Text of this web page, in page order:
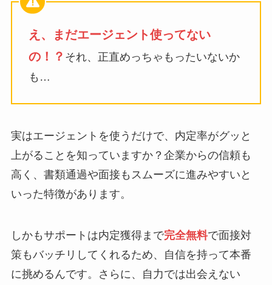
え、まだエージェント使ってない
の！？ それ、正直めっちゃもったいないか
も…
実はエージェントを使うだけで、内定率がグッと
上がることを知っていますか？企業からの信頼も
高く、書類通過や面接もスムーズに進みやすいと
いった特徴があります。
しかもサポートは内定獲得まで完全無料で面接対
策もバッチリしてくれるため、自信を持って本番
に挑めるんです。さらに、自力では出会えない